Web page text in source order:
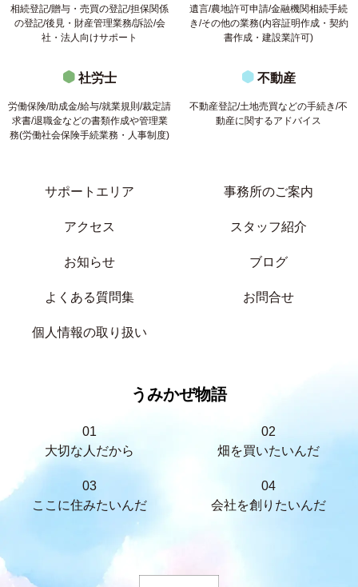
相続登記/贈与・売買の登記/担保関係
の登記/後見・財産管理業務/訴訟/会
社・法人向けサポート
遺言/農地許可申請/金融機関相続手続
き/その他の業務(内容証明作成・契約
書作成・建設業許可)
社労士
労働保険/助成金/給与/就業規則/裁定請
求書/退職金などの書類作成や管理業
務(労働社会保険手続業務・人事制度)
不動産
不動産登記/土地売買などの手続き/不
動産に関するアドバイス
サポートエリア 事務所のご案内
アクセス スタッフ紹介
お知らせ ブログ
よくある質問集 お問合せ
個人情報の取り扱い
うみかぜ物語
01
大切な人だから
02
畑を買いたいんだ
03
ここに住みたいんだ
04
会社を創りたいんだ